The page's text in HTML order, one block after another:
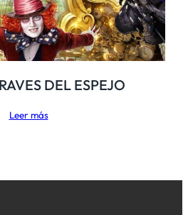
DEL ESPEJO
Leer más